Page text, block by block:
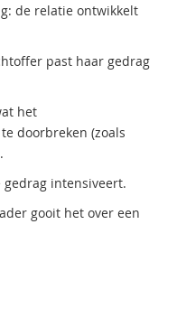
de relatie ontwikkelt
past haar gedrag
het
doorbreken (zoals
intensiveert.
gooit het over een